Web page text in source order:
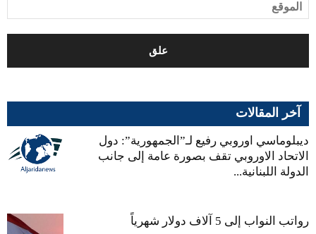
آخر المقالات
ديبلوماسي اوروبي رفيع لـ”الجمهورية”: دول
الاتحاد الاوروبي تقف بصورة عامة إلى جانب
الدولة اللبنانية...
رواتب النواب إلى 5 آلاف دولار شهرياً